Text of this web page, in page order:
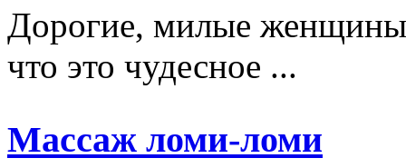
Дорогие, милые женщины,
что это чудесное ...
Массаж ломи-ломи